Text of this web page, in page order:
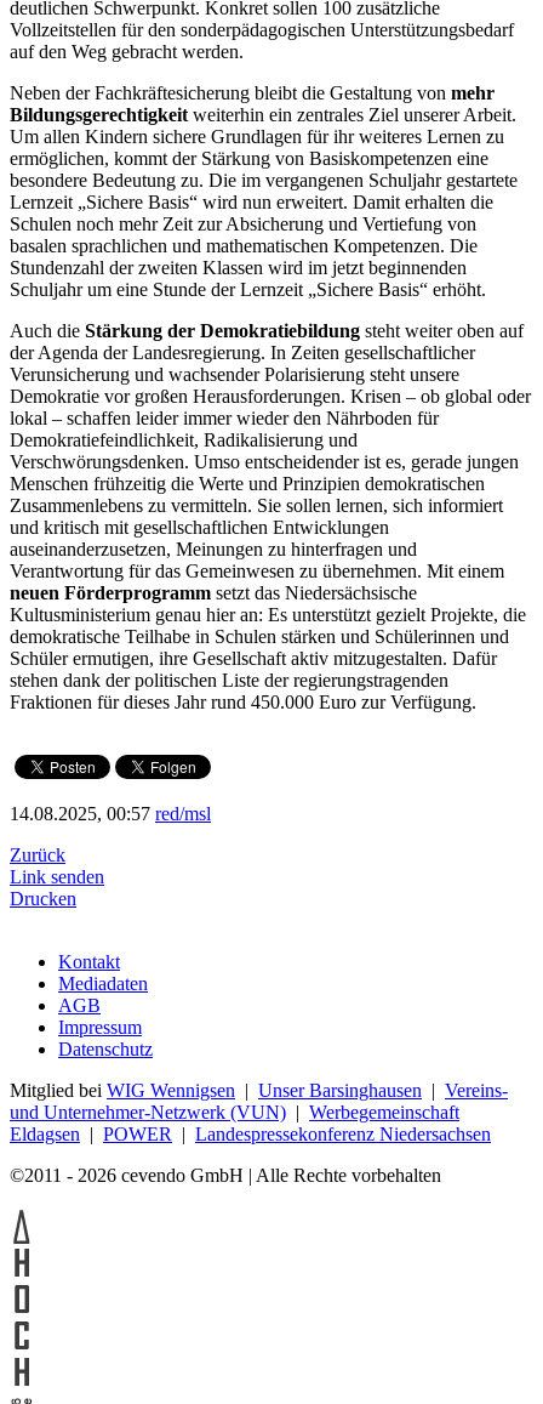
deutlichen Schwerpunkt. Konkret sollen 100 zusätzliche
Vollzeitstellen für den sonderpädagogischen Unterstützungsbedarf
auf den Weg gebracht werden.
Neben der Fachkräftesicherung bleibt die Gestaltung von mehr
Bildungsgerechtigkeit weiterhin ein zentrales Ziel unserer Arbeit.
Um allen Kindern sichere Grundlagen für ihr weiteres Lernen zu
ermöglichen, kommt der Stärkung von Basiskompetenzen eine
besondere Bedeutung zu. Die im vergangenen Schuljahr gestartete
Lernzeit „Sichere Basis“ wird nun erweitert. Damit erhalten die
Schulen noch mehr Zeit zur Absicherung und Vertiefung von
basalen sprachlichen und mathematischen Kompetenzen. Die
Stundenzahl der zweiten Klassen wird im jetzt beginnenden
Schuljahr um eine Stunde der Lernzeit „Sichere Basis“ erhöht.
Auch die Stärkung der Demokratiebildung steht weiter oben auf
der Agenda der Landesregierung. In Zeiten gesellschaftlicher
Verunsicherung und wachsender Polarisierung steht unsere
Demokratie vor großen Herausforderungen. Krisen – ob global oder
lokal – schaffen leider immer wieder den Nährboden für
Demokratiefeindlichkeit, Radikalisierung und
Verschwörungsdenken. Umso entscheidender ist es, gerade jungen
Menschen frühzeitig die Werte und Prinzipien demokratischen
Zusammenlebens zu vermitteln. Sie sollen lernen, sich informiert
und kritisch mit gesellschaftlichen Entwicklungen
auseinanderzusetzen, Meinungen zu hinterfragen und
Verantwortung für das Gemeinwesen zu übernehmen. Mit einem
neuen Förderprogramm setzt das Niedersächsische
Kultusministerium genau hier an: Es unterstützt gezielt Projekte, die
demokratische Teilhabe in Schulen stärken und Schülerinnen und
Schüler ermutigen, ihre Gesellschaft aktiv mitzugestalten. Dafür
stehen dank der politischen Liste der regierungstragenden
Fraktionen für dieses Jahr rund 450.000 Euro zur Verfügung.
14.08.2025, 00:57 red/msl
Zurück
Link senden
Drucken
Kontakt
Mediadaten
AGB
Impressum
Datenschutz
Mitglied bei WIG Wennigsen | Unser Barsinghausen | Vereins-
und Unternehmer-Netzwerk (VUN) | Werbegemeinschaft
Eldagsen | POWER | Landespressekonferenz Niedersachsen
©2011 - 2026 cevendo GmbH | Alle Rechte vorbehalten